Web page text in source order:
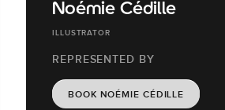
Noémie Cédille
ILLUSTRATOR
REPRESENTED BY
BOOK NOÉMIE CÉDILLE